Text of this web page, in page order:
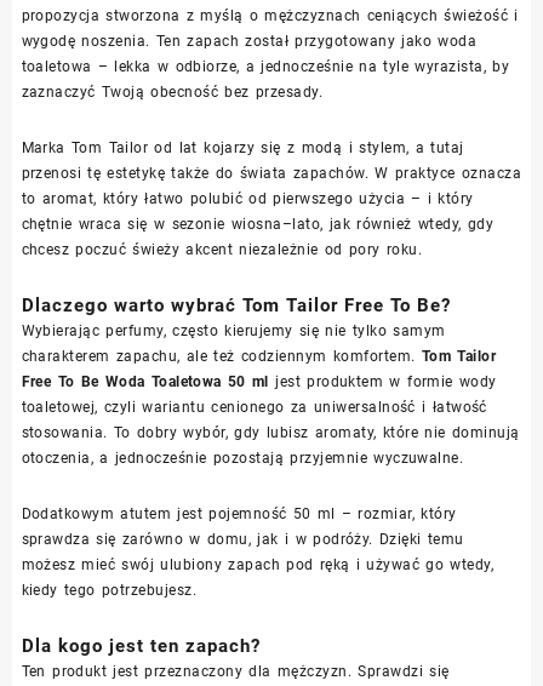
propozycja stworzona z myślą o mężczyznach ceniących świeżość i
wygodę noszenia. Ten zapach został przygotowany jako woda
toaletowa – lekka w odbiorze, a jednocześnie na tyle wyrazista, by
zaznaczyć Twoją obecność bez przesady.
Marka Tom Tailor od lat kojarzy się z modą i stylem, a tutaj
przenosi tę estetykę także do świata zapachów. W praktyce oznacza
to aromat, który łatwo polubić od pierwszego użycia – i który
chętnie wraca się w sezonie wiosna–lato, jak również wtedy, gdy
chcesz poczuć świeży akcent niezależnie od pory roku.
Dlaczego warto wybrać Tom Tailor Free To Be?
Wybierając perfumy, często kierujemy się nie tylko samym
charakterem zapachu, ale też codziennym komfortem. Tom Tailor
Free To Be Woda Toaletowa 50 ml jest produktem w formie wody
toaletowej, czyli wariantu cenionego za uniwersalność i łatwość
stosowania. To dobry wybór, gdy lubisz aromaty, które nie dominują
otoczenia, a jednocześnie pozostają przyjemnie wyczuwalne.
Dodatkowym atutem jest pojemność 50 ml – rozmiar, który
sprawdza się zarówno w domu, jak i w podróży. Dzięki temu
możesz mieć swój ulubiony zapach pod ręką i używać go wtedy,
kiedy tego potrzebujesz.
Dla kogo jest ten zapach?
Ten produkt jest przeznaczony dla mężczyzn. Sprawdzi się